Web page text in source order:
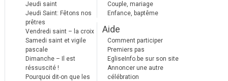
Jeudi saint
Jeudi Saint: Fêtons nos
prêtres
Vendredi saint – la croix
Samedi saint et vigile
pascale
Dimanche – Il est
réssuscité !
Pourquoi dit-on que les
Couple, mariage
Enfance, baptême
Aide
Comment participer
Premiers pas
EgliseInfo.be sur son site
Annoncer une autre
célébration